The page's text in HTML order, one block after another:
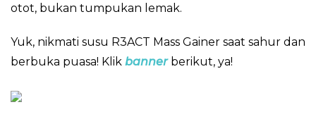
otot, bukan tumpukan lemak.
Yuk, nikmati susu R3ACT Mass Gainer saat sahur dan
berbuka puasa! Klik bannerberikut, ya!